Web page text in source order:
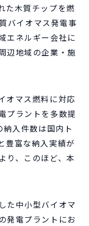
た木質チップを燃
バイオマス発電事
エネルギー会社に
辺地域の企業・施
オマス燃料に対応
プラントを多数提
入件数は国内ト
豊富な納入実績が
り、このほど、本
た中小型バイオマ
発電プラントにお